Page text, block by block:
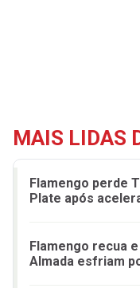
MAIS LIDAS
Flamengo perde
Plate após
Flamengo recua
Almada esfriam